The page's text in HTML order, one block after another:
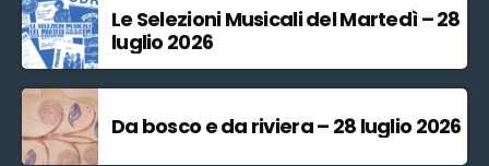
Le Selezioni Musicali del Martedì – 28
luglio 2026
Da bosco e da riviera – 28 luglio 2026